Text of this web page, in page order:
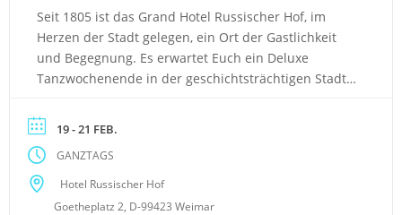
Seit 1805 ist das Grand Hotel Russischer Hof, im
Herzen der Stadt gelegen, ein Ort der Gastlichkeit
und Begegnung. Es erwartet Euch ein Deluxe
Tanzwochenende in der geschichtsträchtigen Stadt
Boheme und träumen wie die Dichter und Denker!
Hotel: zentral gelegen am Goetheplatz 125 Zimmer
und Suiten modern […]
19 - 21 FEB.
GANZTAGS
Hotel Russischer Hof
Goetheplatz 2, D-99423 Weimar